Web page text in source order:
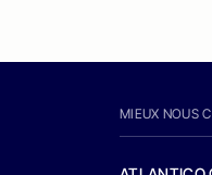
MIEUX NOUS